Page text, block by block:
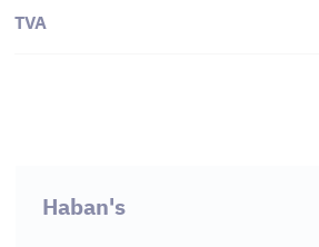
TVA
Haban's